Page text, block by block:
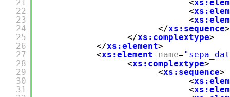
21
22
23
24
25
26
27
28
29
30
31
<
<
<
</xs:sequence>
</xs:complextype>
</xs:element>
<xs:element name=
<xs:complextype>
<xs:sequence>
<
<